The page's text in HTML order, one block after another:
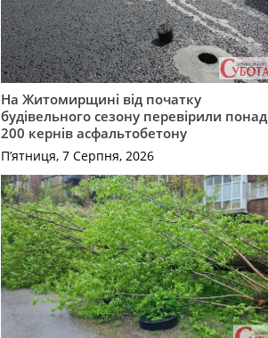
На Житомирщині від початку
будівельного сезону перевірили понад
200 кернів асфальтобетону
П’ятниця, 7 Серпня, 2026